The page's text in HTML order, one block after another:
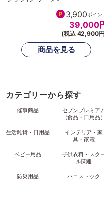
3,900ポイン
39,000
(税込 42,900
カテゴリーから探す
催事商品
セブンプレミア
（食品・日用品）
生活雑貨・日用品
インテリア・家
具・家電
ベビー用品
子供衣料・スク
ル関連
防災用品 ハコストック